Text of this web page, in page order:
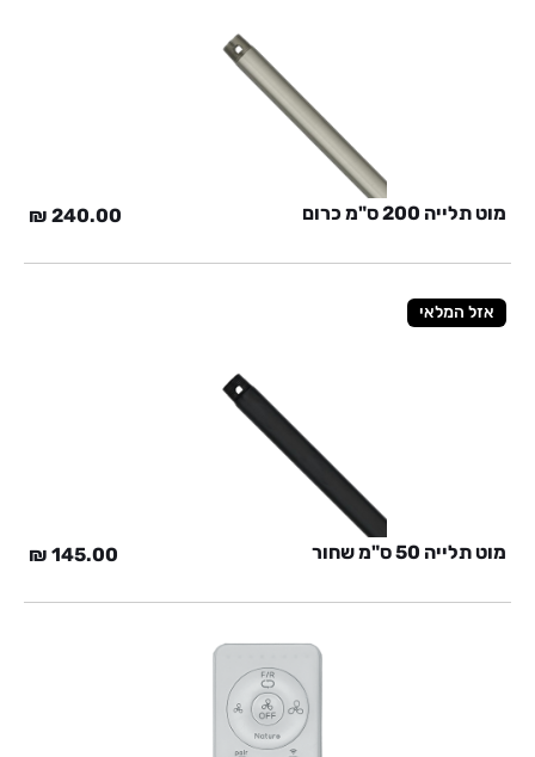
מוט תלייה 200 ס"מ כרום 240.00
₪
אזל המלאי
מוט תלייה 50 ס"מ שחור 145.00
₪